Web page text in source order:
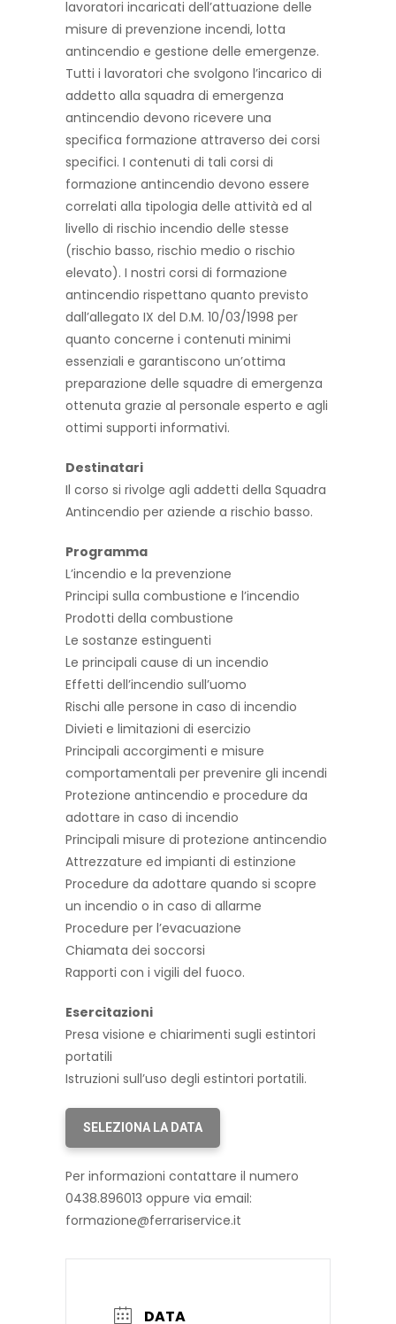
lavoratori incaricati dell’attuazione delle
misure di prevenzione incendi, lotta
antincendio e gestione delle emergenze.
Tutti i lavoratori che svolgono l’incarico di
addetto alla squadra di emergenza
antincendio devono ricevere una
specifica formazione attraverso dei corsi
specifici. I contenuti di tali corsi di
formazione antincendio devono essere
correlati alla tipologia delle attività ed al
livello di rischio incendio delle stesse
(rischio basso, rischio medio o rischio
elevato). I nostri corsi di formazione
antincendio rispettano quanto previsto
dall’allegato IX del D.M. 10/03/1998 per
quanto concerne i contenuti minimi
essenziali e garantiscono un’ottima
preparazione delle squadre di emergenza
ottenuta grazie al personale esperto e agli
ottimi supporti informativi.
Destinatari
Il corso si rivolge agli addetti della Squadra
Antincendio per aziende a rischio basso.
Programma
L’incendio e la prevenzione
Principi sulla combustione e l’incendio
Prodotti della combustione
Le sostanze estinguenti
Le principali cause di un incendio
Effetti dell’incendio sull’uomo
Rischi alle persone in caso di incendio
Divieti e limitazioni di esercizio
Principali accorgimenti e misure
comportamentali per prevenire gli incendi
Protezione antincendio e procedure da
adottare in caso di incendio
Principali misure di protezione antincendio
Attrezzature ed impianti di estinzione
Procedure da adottare quando si scopre
un incendio o in caso di allarme
Procedure per l’evacuazione
Chiamata dei soccorsi
Rapporti con i vigili del fuoco.
Esercitazioni
Presa visione e chiarimenti sugli estintori
portatili
Istruzioni sull’uso degli estintori portatili.
SELEZIONA LA DATA
Per informazioni contattare il numero
0438.896013 oppure via email:
formazione@ferrariservice.it
DATA